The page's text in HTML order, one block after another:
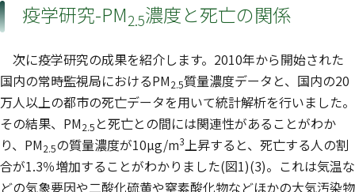
疫学研究-PM2.5濃度と死亡の関係
次に疫学研究の成果を紹介します。2010年から開始された
国内の常時監視局におけるPM2.5質量濃度データと、国内の20
万人以上の都市の死亡データを用いて統計解析を行いました。
その結果、PM2.5 と死亡との間には関連性があることがわか
り、PM2.5の質量濃度が10µg/m3上昇すると、死亡する人の割
合が1.3％増加することがわかりました(図1)(3)。これは気温な
どの気象要因や二酸化硫黄や窒素酸化物などほかの大気汚染物